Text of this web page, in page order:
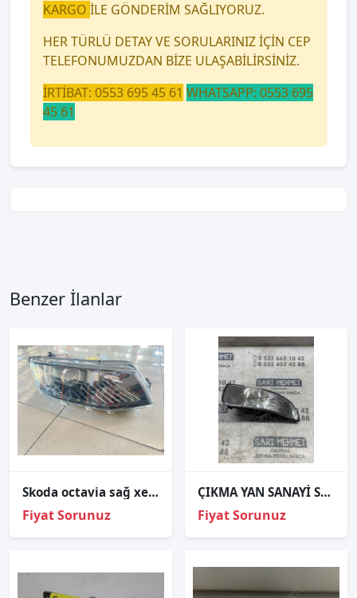
KARGO İLE GÖNDERİM SAĞLIYORUZ.
HER TÜRLÜ DETAY VE SORULARINIZ İÇİN CEP
TELEFONUMUZDAN BİZE ULAŞABİLİRSİNİZ.
İRTİBAT: 0553 695 45 61 WHATSAPP: 0553 695
45 61
Benzer İlanlar
Skoda octavia sağ xenon far orjinal çıkma
Fiyat Sorunuz
ÇIKMA YAN SANAYİ SKODA SÜPER B SOL SİS FARI
Fiyat Sorunuz